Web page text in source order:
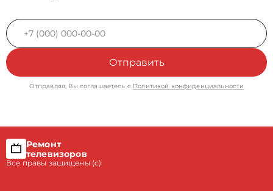
Отправить
Отправляя, Вы соглашаетесь с Политикой конфиденциальности
Ремонт
телевизоров
Все правы защищены (с)